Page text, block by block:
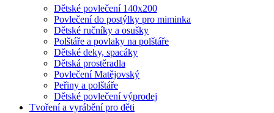
Dětské povlečení 140x200
Povlečení do postýlky pro miminka
Dětské ručníky a osušky
Polštáře a povlaky na polštáře
Dětské deky, spacáky
Dětská prostěradla
Povlečení Matějovský
Peřiny a polštáře
Dětské povlečení výprodej
Tvoření a vyrábění pro děti